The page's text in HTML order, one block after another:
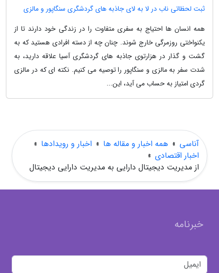
ثبت لحظاتی ناب در لا به لای جاذبه های گردشگری سنگاپور و مالزی
همه انسان ها احتیاج به سفری متفاوت را در زندگی خود دارند تا از
یکنواختی روزمرگی خارج شوند. چنان چه از دسته افرادی هستید که به
گشت و گذار در هزارتوی جاذبه های گردشگری آسیا علاقه دارید، به
شدت سفر به مالزی و سنگاپور را توصیه می کنیم. نکته ای که در مالزی
گردی امتیاز به حساب می آید، این...
آناسی » همه اخبار و مقاله ها » اخبار و رویدادها »
اخبار اقتصادی »
از مدیریت دیجیتال دارایی به مدیریت دارایی دیجیتال
خبرنامه